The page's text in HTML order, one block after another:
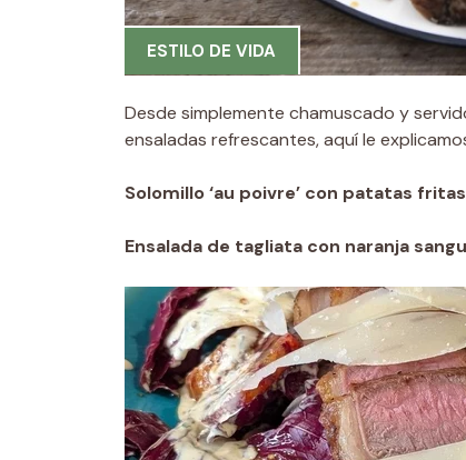
ESTILO DE VIDA
Desde simplemente chamuscado y
ensaladas refrescantes, aquí le
Solomillo ‘au poivre’ con patatas fritas
Ensalada de tagliata con naranja